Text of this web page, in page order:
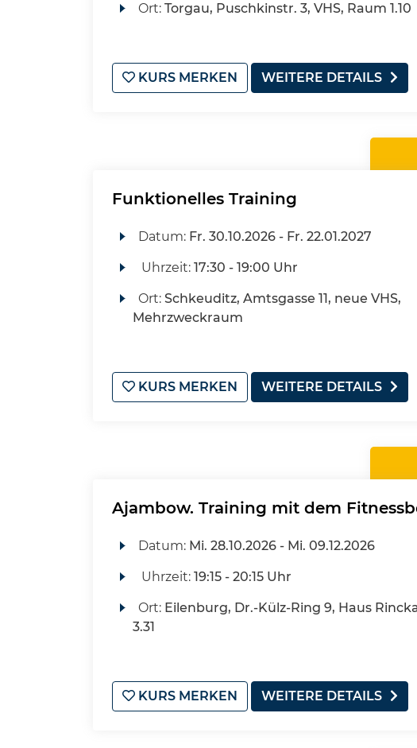
Ort: Torgau, Puschkinstr. 3, VHS, Raum 1.10
KURS MERKEN WEITERE DETAILS
Funktionelles Training
Datum: Fr. 30.10.2026 - Fr. 22.01.2027
Uhrzeit: 17:30 - 19:00 Uhr
Ort: Schkeuditz, Amtsgasse 11, neue VHS,
Mehrzweckraum
KURS MERKEN WEITERE DETAILS
Ajambow. Training mit dem
Datum: Mi. 28.10.2026 - Mi. 09.12.2026
Uhrzeit: 19:15 - 20:15 Uhr
Ort: Eilenburg, Dr.-Külz-Ring 9, Haus
3.31
KURS MERKEN WEITERE DETAILS